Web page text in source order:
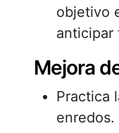
objetivo
anticipar
Mejora
Practica
enredos.